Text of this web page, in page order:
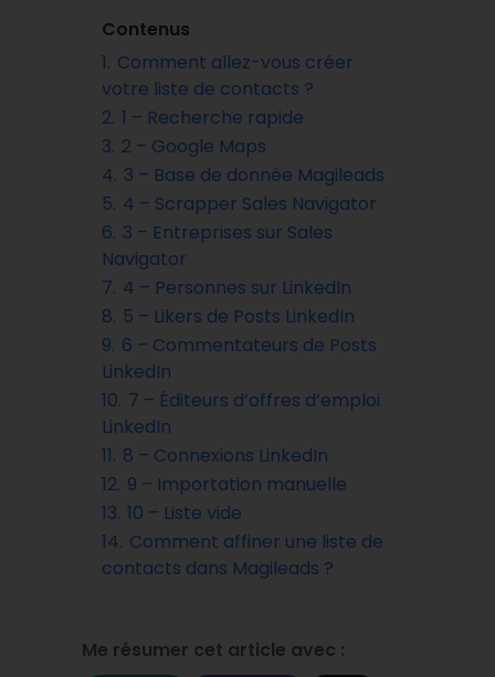
Contenus
1. Comment allez-vous créer
votre liste de contacts ?
2. 1 – Recherche rapide
3. 2 – Google Maps
4. 3 – Base de donnée Magileads
5. 4 – Scrapper Sales Navigator
6. 3 – Entreprises sur Sales
Navigator
7. 4 – Personnes sur LinkedIn
8. 5 – Likers de Posts LinkedIn
9. 6 – Commentateurs de Posts
LinkedIn
10. 7 – Éditeurs d’offres d’emploi
LinkedIn
11. 8 – Connexions LinkedIn
12. 9 – Importation manuelle
13. 10 – Liste vide
14. Comment affiner une liste de
contacts dans Magileads ?
Me résumer cet article avec :